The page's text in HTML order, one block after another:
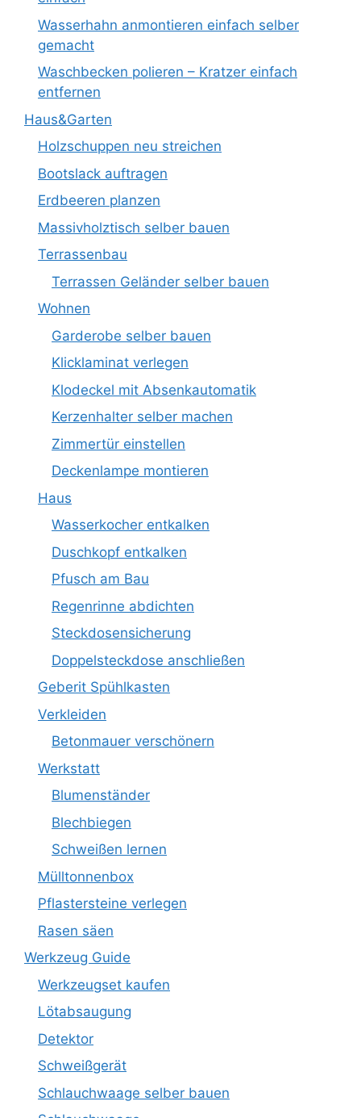
Wasserhahn anmontieren einfach selber
gemacht
Waschbecken polieren – Kratzer einfach
entfernen
Haus&Garten
Holzschuppen neu streichen
Bootslack auftragen
Erdbeeren planzen
Massivholztisch selber bauen
Terrassenbau
Terrassen Geländer selber bauen
Wohnen
Garderobe selber bauen
Klicklaminat verlegen
Klodeckel mit Absenkautomatik
Kerzenhalter selber machen
Zimmertür einstellen
Deckenlampe montieren
Haus
Wasserkocher entkalken
Duschkopf entkalken
Pfusch am Bau
Regenrinne abdichten
Steckdosensicherung
Doppelsteckdose anschließen
Geberit Spühlkasten
Verkleiden
Betonmauer verschönern
Werkstatt
Blumenständer
Blechbiegen
Schweißen lernen
Mülltonnenbox
Pflastersteine verlegen
Rasen säen
Werkzeug Guide
Werkzeugset kaufen
Lötabsaugung
Detektor
Schweißgerät
Schlauchwaage selber bauen